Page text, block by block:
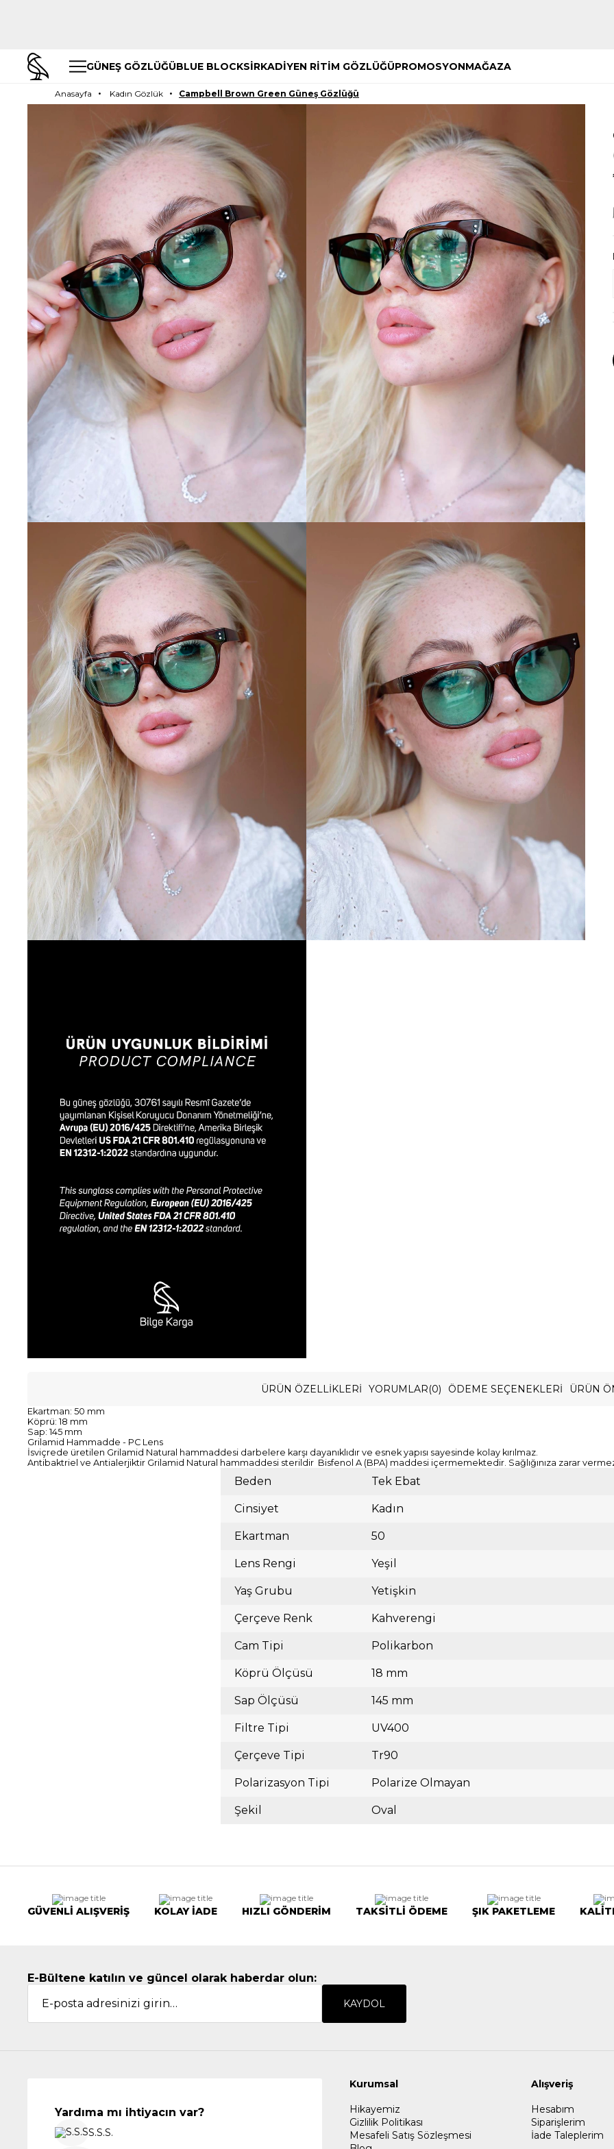
GÜNEŞ GÖZLÜĞÜBLUE BLOCKSİRKADİYEN RİTİM GÖZLÜĞÜPROMOSYONMAĞAZA
Anasayfa Kadın Gözlük Campbell Brown Green Güneş Gözlüğü
ÜRÜN ÖZELLIKLERI YORUMLAR(0) ÖDEME SEÇENEKLERI ÜRÜN
Ekartman: 50 mm
Köprü: 18 mm
Sap: 145 mm
Grilamid Hammadde - PC Lens
İsviçrede üretilen Grilamid Natural hammaddesi darbelere karşı dayanıklıdır ve esnek yapısı sayesinde kolay kırılmaz.
Antibaktriel ve Antialerjiktir Grilamid Natural hammaddesi sterildir Bisfenol A (BPA) maddesi içermemektedir. Sağlığınıza zarar
Beden Tek Ebat
Cinsiyet Kadın
Ekartman 50
Lens Rengi Yeşil
Yaş Grubu Yetişkin
Çerçeve Renk Kahverengi
Cam Tipi Polikarbon
Köprü Ölçüsü 18 mm
Sap Ölçüsü 145 mm
Filtre Tipi UV400
Çerçeve Tipi Tr90
Polarizasyon Tipi Polarize Olmayan
Şekil Oval
GÜVENLİ ALIŞVERİŞ KOLAY İADE HIZLI GÖNDERİM TAKSİTLİ ÖDEME ŞIK PAKETLEME
E-Bültene katılın ve güncel olarak haberdar olun:
KAYDOL
Yardıma mı ihtiyacın var?
S.S.S.
Kurumsal
Hikayemiz
Gizlilik Politikası
Mesafeli Satış Sözleşmesi
Alışveriş
Hesabım
Siparişlerim
İade Taleplerim